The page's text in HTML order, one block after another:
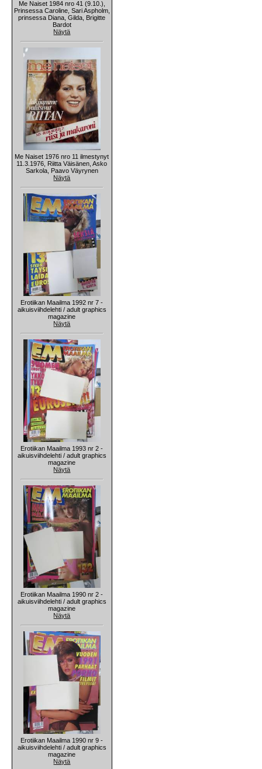
Me Naiset 1984 nro 41 (9.10.),
Prinsessa Caroline, Sari Aspholm,
prinsessa Diana, Gilda, Brigitte
Bardot
Näytä
Me Naiset 1976 nro 11 ilmestynyt
11.3.1976, Riitta Väisänen, Asko
Sarkola, Paavo Väyrynen
Näytä
Erotiikan Maailma 1992 nr 7 -
aikuisviihdelehti / adult graphics
magazine
Näytä
Erotiikan Maailma 1993 nr 2 -
aikuisviihdelehti / adult graphics
magazine
Näytä
Erotiikan Maailma 1990 nr 2 -
aikuisviihdelehti / adult graphics
magazine
Näytä
Erotiikan Maailma 1990 nr 9 -
aikuisviihdelehti / adult graphics
magazine
Näytä